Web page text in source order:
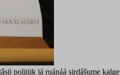
politiik já ruánáá sirdâšume